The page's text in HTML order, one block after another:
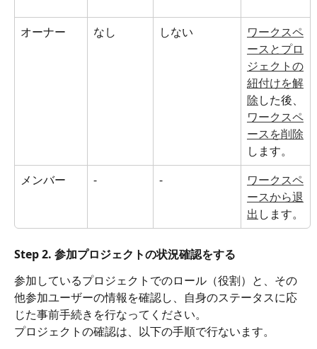
オーナー なし しない
ワークスペ
ースとプロ
ジェクトの
紐付けを解
除した後、
ワークスペ
ースを削除
します。
メンバー
- -
ワークスペ
ースから退
出 します。
Step 2. 参加プロジェクトの状況確認をする
参加しているプロジェクトでのロール（役割）と、その
他参加ユーザーの情報を確認し、自身のステータスに応
じた事前手続きを行なってください。
プロジェクトの確認は、以下の手順で行ないます。